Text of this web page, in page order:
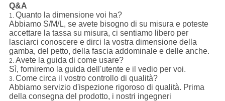
Q&A
1. Quanto la dimensione voi ha?
Abbiamo S/M/L, se avete bisogno di su misura e poteste
accettare la tassa su misura, ci sentiamo libero per
lasciarci conoscere e dirci la vostra dimensione della
gamba, del petto, della fascia addominale e delle anche.
2. Avete la guida di come usare?
Sì, forniremo la guida dell'utente e il vedio per voi.
3. Come circa il vostro controllo di qualità?
Abbiamo servizio d'ispezione rigoroso di qualità. Prima
della consegna del prodotto, i nostri ingegneri